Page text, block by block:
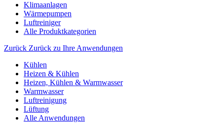
Klimaanlagen
Wärmepumpen
Luftreiniger
Alle Produktkategorien
Zurück Zurück zu Ihre Anwendungen
Kühlen
Heizen & Kühlen
Heizen, Kühlen & Warmwasser
Warmwasser
Luftreinigung
Lüftung
Alle Anwendungen